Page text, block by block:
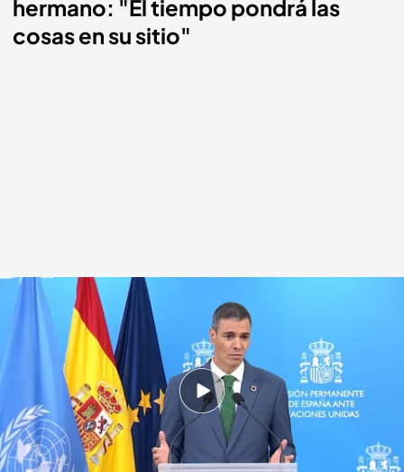
hermano: "El tiempo pondrá las
cosas en su sitio"
Las declaraciones de Pedro Sánchez
Redacción digital Noticias Cuatro
24 SEP 2025 - 21:17h.
El jefe del Ejecutivo ha señalado que el tiempo
pondrá las cosas en su sitio en las dos causas
judiciales